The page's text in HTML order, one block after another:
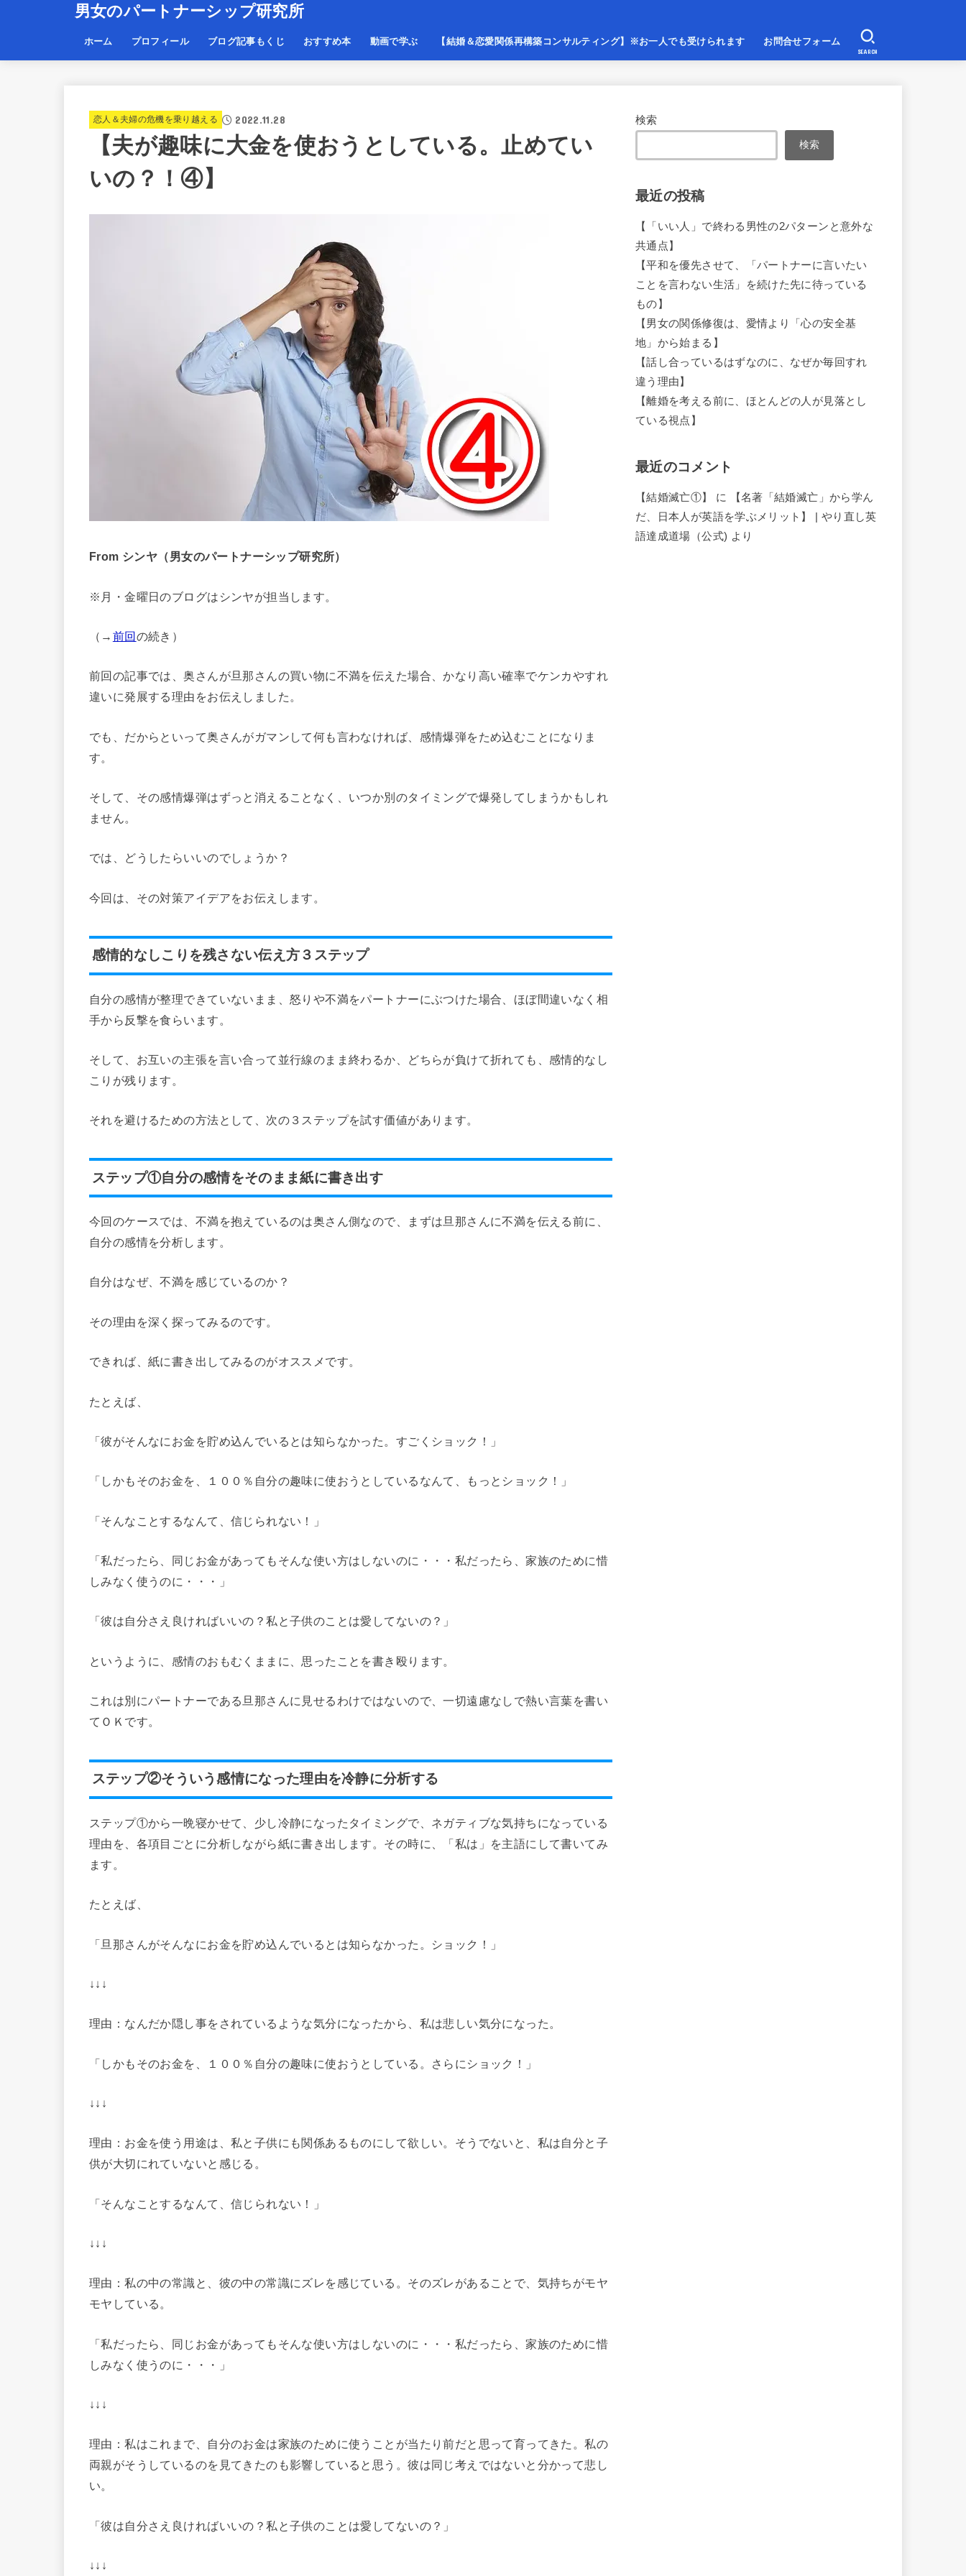
男女のパートナーシップ研究所
ホーム プロフィール ブログ記事もくじ おすすめ本 動画で学ぶ 【結婚＆恋愛関係再構築コンサルティング】※お一人でも受けられます お問合せフォーム
SEARCH
恋人＆夫婦の危機を乗り越える 2022.11.28
【夫が趣味に大金を使おうとしている。止めてい
いの？！④】
From シンヤ（男女のパートナーシップ研究所）
※月・金曜日のブログはシンヤが担当します。
（→ 前回の続き）
前回の記事では、奥さんが旦那さんの買い物に不満を伝えた場合、かなり高い確率でケンカやすれ
違いに発展する理由をお伝えしました。
でも、だからといって奥さんがガマンして何も言わなければ、感情爆弾をため込むことになりま
す。
そして、その感情爆弾はずっと消えることなく、いつか別のタイミングで爆発してしまうかもしれ
ません。
では、どうしたらいいのでしょうか？
今回は、その対策アイデアをお伝えします。
感情的なしこりを残さない伝え方３ステップ
自分の感情が整理できていないまま、怒りや不満をパートナーにぶつけた場合、ほぼ間違いなく相
手から反撃を食らいます。
そして、お互いの主張を言い合って並行線のまま終わるか、どちらが負けて折れても、感情的なし
こりが残ります。
それを避けるための方法として、次の３ステップを試す価値があります。
ステップ①自分の感情をそのまま紙に書き出す
今回のケースでは、不満を抱えているのは奥さん側なので、まずは旦那さんに不満を伝える前に、
自分の感情を分析します。
自分はなぜ、不満を感じているのか？
その理由を深く探ってみるのです。
できれば、紙に書き出してみるのがオススメです。
たとえば、
「彼がそんなにお金を貯め込んでいるとは知らなかった。すごくショック！」
「しかもそのお金を、１００％自分の趣味に使おうとしているなんて、もっとショック！」
「そんなことするなんて、信じられない！」
「私だったら、同じお金があってもそんな使い方はしないのに・・・私だったら、家族のために惜
しみなく使うのに・・・」
「彼は自分さえ良ければいいの？私と子供のことは愛してないの？」
というように、感情のおもむくままに、思ったことを書き殴ります。
これは別にパートナーである旦那さんに見せるわけではないので、一切遠慮なしで熱い言葉を書い
てＯＫです。
ステップ②そういう感情になった理由を冷静に分析する
ステップ①から一晩寝かせて、少し冷静になったタイミングで、ネガティブな気持ちになっている
理由を、各項目ごとに分析しながら紙に書き出します。その時に、「私は」を主語にして書いてみ
ます。
たとえば、
「旦那さんがそんなにお金を貯め込んでいるとは知らなかった。ショック！」
↓↓↓
理由：なんだか隠し事をされているような気分になったから、私は悲しい気分になった。
「しかもそのお金を、１００％自分の趣味に使おうとしている。さらにショック！」
↓↓↓
理由：お金を使う用途は、私と子供にも関係あるものにして欲しい。そうでないと、私は自分と子
供が大切にれていないと感じる。
「そんなことするなんて、信じられない！」
↓↓↓
理由：私の中の常識と、彼の中の常識にズレを感じている。そのズレがあることで、気持ちがモヤ
モヤしている。
「私だったら、同じお金があってもそんな使い方はしないのに・・・私だったら、家族のために惜
しみなく使うのに・・・」
↓↓↓
理由：私はこれまで、自分のお金は家族のために使うことが当たり前だと思って育ってきた。私の
両親がそうしているのを見てきたのも影響していると思う。彼は同じ考えではないと分かって悲し
い。
「彼は自分さえ良ければいいの？私と子供のことは愛してないの？」
↓↓↓
検索
検索
最近の投稿
【「いい人」で終わる男性の2パターンと意外な
共通点】
【平和を優先させて、「パートナーに言いたい
ことを言わない生活」を続けた先に待っている
もの】
【男女の関係修復は、愛情より「心の安全基
地」から始まる】
【話し合っているはずなのに、なぜか毎回すれ
違う理由】
【離婚を考える前に、ほとんどの人が見落とし
ている視点】
最近のコメント
【結婚滅亡①】 に
【名著「結婚滅亡」から学ん
だ、日本人が英語を学ぶメリット】 | やり直し英
語達成道場（公式) より